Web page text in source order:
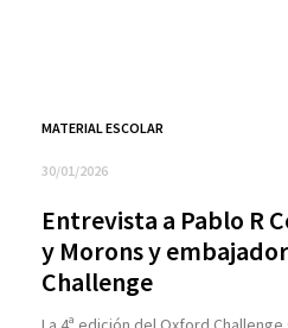
MATERIAL ESCOLAR
30/01/2026
Entrevista a Pablo R
y Morons y
Challenge